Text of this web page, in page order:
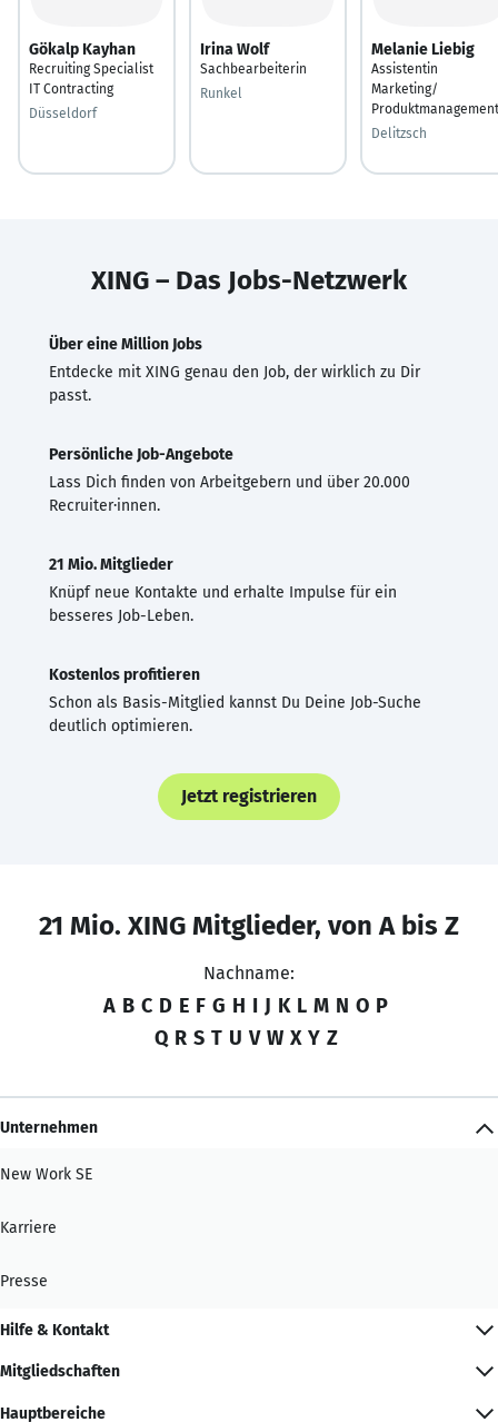
Gökalp Kayhan
Recruiting Specialist
IT Contracting
Düsseldorf
Irina Wolf
Sachbearbeiterin
Runkel
Melanie Liebig
Assistentin
Marketing/
Produktmanagement
Delitzsch
XING – Das Jobs-Netzwerk
Über eine Million Jobs
Entdecke mit XING genau den Job, der wirklich zu Dir
passt.
Persönliche Job-Angebote
Lass Dich finden von Arbeitgebern und über 20.000
Recruiter·innen.
21 Mio. Mitglieder
Knüpf neue Kontakte und erhalte Impulse für ein
besseres Job-Leben.
Kostenlos profitieren
Schon als Basis-Mitglied kannst Du Deine Job-Suche
deutlich optimieren.
Jetzt registrieren
21 Mio. XING Mitglieder, von A bis Z
Nachname:
A B C D E F G H I J K L M N O P
Q R S T U V W X Y Z
Unternehmen
New Work SE
Karriere
Presse
Hilfe & Kontakt
Mitgliedschaften
Hauptbereiche